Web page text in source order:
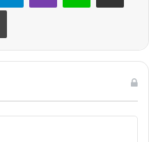
Yazdır